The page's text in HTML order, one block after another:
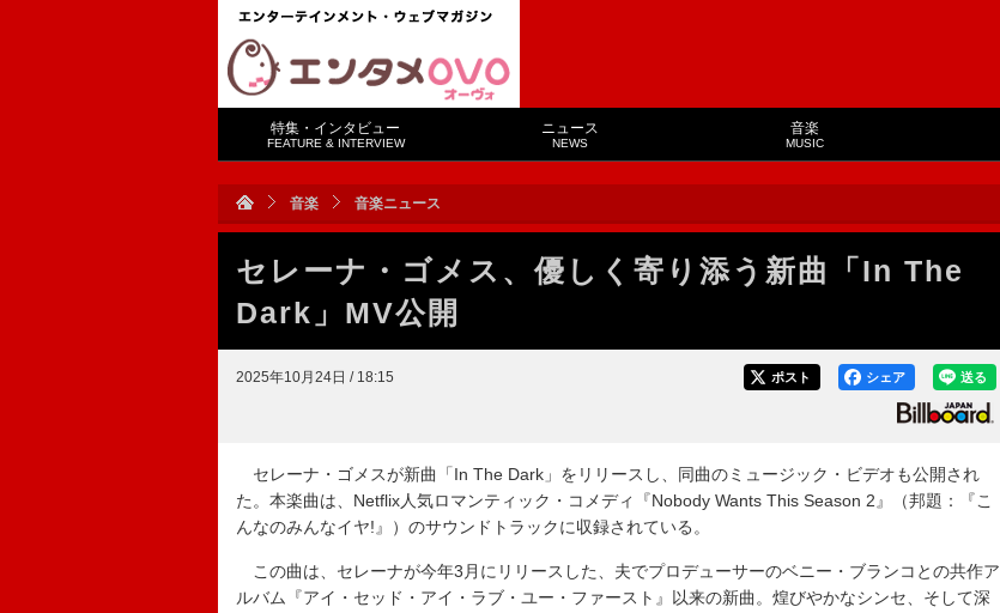
特集・インタビュー
FEATURE & INTERVIEW
ニュース
NEWS
音楽
MUSIC
音楽 音楽ニュース
セレーナ・ゴメス、優しく寄り添う新曲「In The
Dark」MV公開
2025年10月24日 / 18:15 送る
シェア
ポスト
セレーナ・ゴメスが新曲「In The Dark」をリリースし、同曲のミュージック・ビデオも公開され
た。本楽曲は、Netflix人気ロマンティック・コメディ『Nobody Wants This Season 2』（邦題：『こ
んなのみんなイヤ!』）のサウンドトラックに収録されている。
この曲は、セレーナが今年3月にリリースした、夫でプロデューサーのベニー・ブランコとの共作ア
ルバム『アイ・セッド・アイ・ラブ・ユー・ファースト』以来の新曲。煌びやかなシンセ、そして深